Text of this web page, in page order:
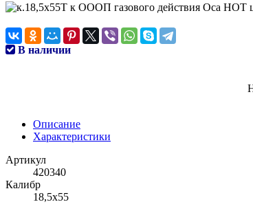
В наличии
Описание
Характеристики
Артикул
420340
Калибр
18,5х55